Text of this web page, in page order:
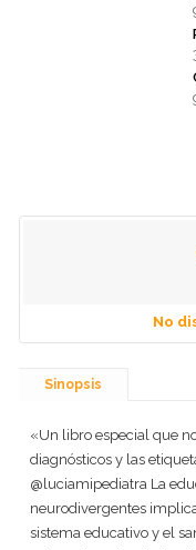
No
Sinopsis
«Un libro especial que
diagnósticos y las
@luciamipediatra La
neurodivergentes
sistema educativo y el